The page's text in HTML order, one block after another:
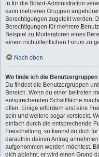
in für die Board-Administration
kann mehreren Gruppen
Berechtigungen zugeteilt werden.
Berechtigungen für mehrere
Beispiel zu Moderatoren eines
einem nichtöffentlichen Forum zu
Nach oben
Wo finde ich die
Du findest die Benutzergruppen
Bereich. Wenn du einer beitreten
entsprechenden Schaltfläche
offen. Einige erfordern erst eine
sein und weitere sogar versteckt.
einfach durch die entsprechende
Freischaltung, so kannst du dich
daraufhin deinen Antrag
aufgenommen werden möchtest.
dich ablehnt, er wird einen Grund